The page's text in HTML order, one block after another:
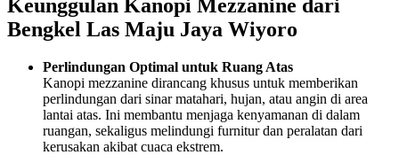
Keunggulan Kanopi Mezzanine dari
Bengkel Las Maju Jaya Wiyoro
Perlindungan Optimal untuk Ruang Atas
Kanopi mezzanine dirancang khusus untuk memberikan
perlindungan dari sinar matahari, hujan, atau angin di area
lantai atas. Ini membantu menjaga kenyamanan di dalam
ruangan, sekaligus melindungi furnitur dan peralatan dari
kerusakan akibat cuaca ekstrem.